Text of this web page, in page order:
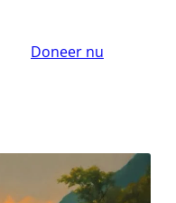
Doneer nu